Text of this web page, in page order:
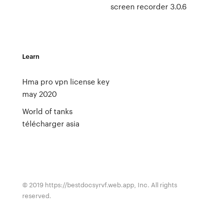
screen recorder 3.0.6
Learn
Hma pro vpn license key
may 2020
World of tanks
télécharger asia
© 2019 https://bestdocsyrvf.web.app, Inc. All rights
reserved.